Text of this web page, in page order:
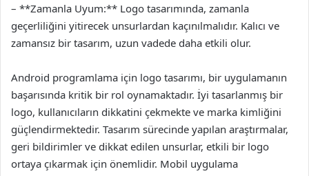
– **Zamanla Uyum:** Logo tasarımında, zamanla
geçerliliğini yitirecek unsurlardan kaçınılmalıdır. Kalıcı ve
zamansız bir tasarım, uzun vadede daha etkili olur.
Android programlama için logo tasarımı, bir uygulamanın
başarısında kritik bir rol oynamaktadır. İyi tasarlanmış bir
logo, kullanıcıların dikkatini çekmekte ve marka kimliğini
güçlendirmektedir. Tasarım sürecinde yapılan araştırmalar,
geri bildirimler ve dikkat edilen unsurlar, etkili bir logo
ortaya çıkarmak için önemlidir. Mobil uygulama